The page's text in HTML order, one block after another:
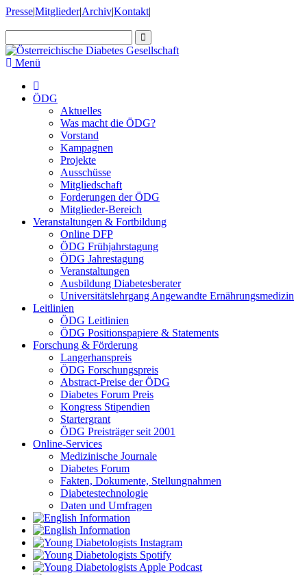
Presse|Mitglieder|Archiv|Kontakt|
Menü
ÖDG
Aktuelles
Was macht die ÖDG?
Vorstand
Kampagnen
Projekte
Ausschüsse
Mitgliedschaft
Forderungen der ÖDG
Mitglieder-Bereich
Veranstaltungen & Fortbildung
Online DFP
ÖDG Frühjahrstagung
ÖDG Jahrestagung
Veranstaltungen
Ausbildung Diabetesberater
Universitätslehrgang Angewandte Ernährungsmedizin
Leitlinien
ÖDG Leitlinien
ÖDG Positionspapiere & Statements
Forschung & Förderung
Langerhanspreis
ÖDG Forschungspreis
Abstract-Preise der ÖDG
Diabetes Forum Preis
Kongress Stipendien
Startergrant
ÖDG Preisträger seit 2001
Online-Services
Medizinische Journale
Diabetes Forum
Fakten, Dokumente, Stellungnahmen
Diabetestechnologie
Daten und Umfragen